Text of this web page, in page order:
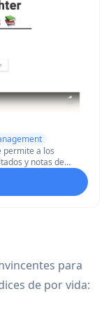
permite a los
y notas de
para
de por vida: